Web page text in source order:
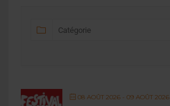
08 AOÛT 2026- 09 AOÛT 2026